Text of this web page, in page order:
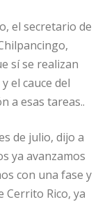
el secretario de
sí se realizan
el cauce del
a esas tareas..
de julio, dijo a
ya avanzamos
con una fase y
Cerrito Rico, ya